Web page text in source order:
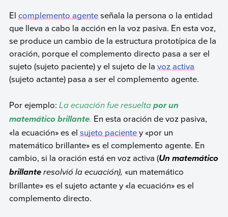
Elcomplemento agenteseñala la persona o la entidad
que lleva a cabo la acción en la voz pasiva. En esta voz,
se produce un cambio de la estructura prototípica de la
oración, porque el complemento directo pasa a ser el
sujeto (sujeto paciente) y el sujeto de lavoz activa
(sujeto actante) pasa a ser el complemento agente.
Por ejemplo: La ecuación fue resueltapor un
matemático brillante. En esta oración de voz pasiva,
«la ecuación» es elsujeto pacientey «por un
matemático brillante» es el complemento agente. En
cambio, si la oración está en voz activa (Un matemático
brillante resolvió la ecuación), «un matemático
brillante» es el sujeto actante y «la ecuación» es el
complemento directo.